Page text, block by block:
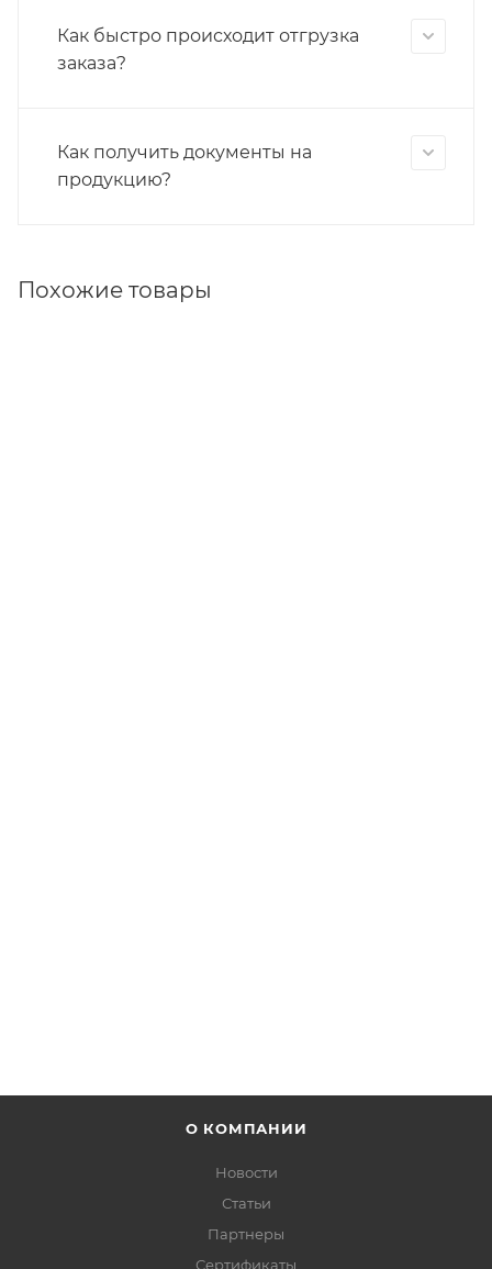
Как быстро происходит отгрузка
заказа?
Как получить документы на
продукцию?
Похожие товары
О КОМПАНИИ
Новости
Статьи
Партнеры
Сертификаты